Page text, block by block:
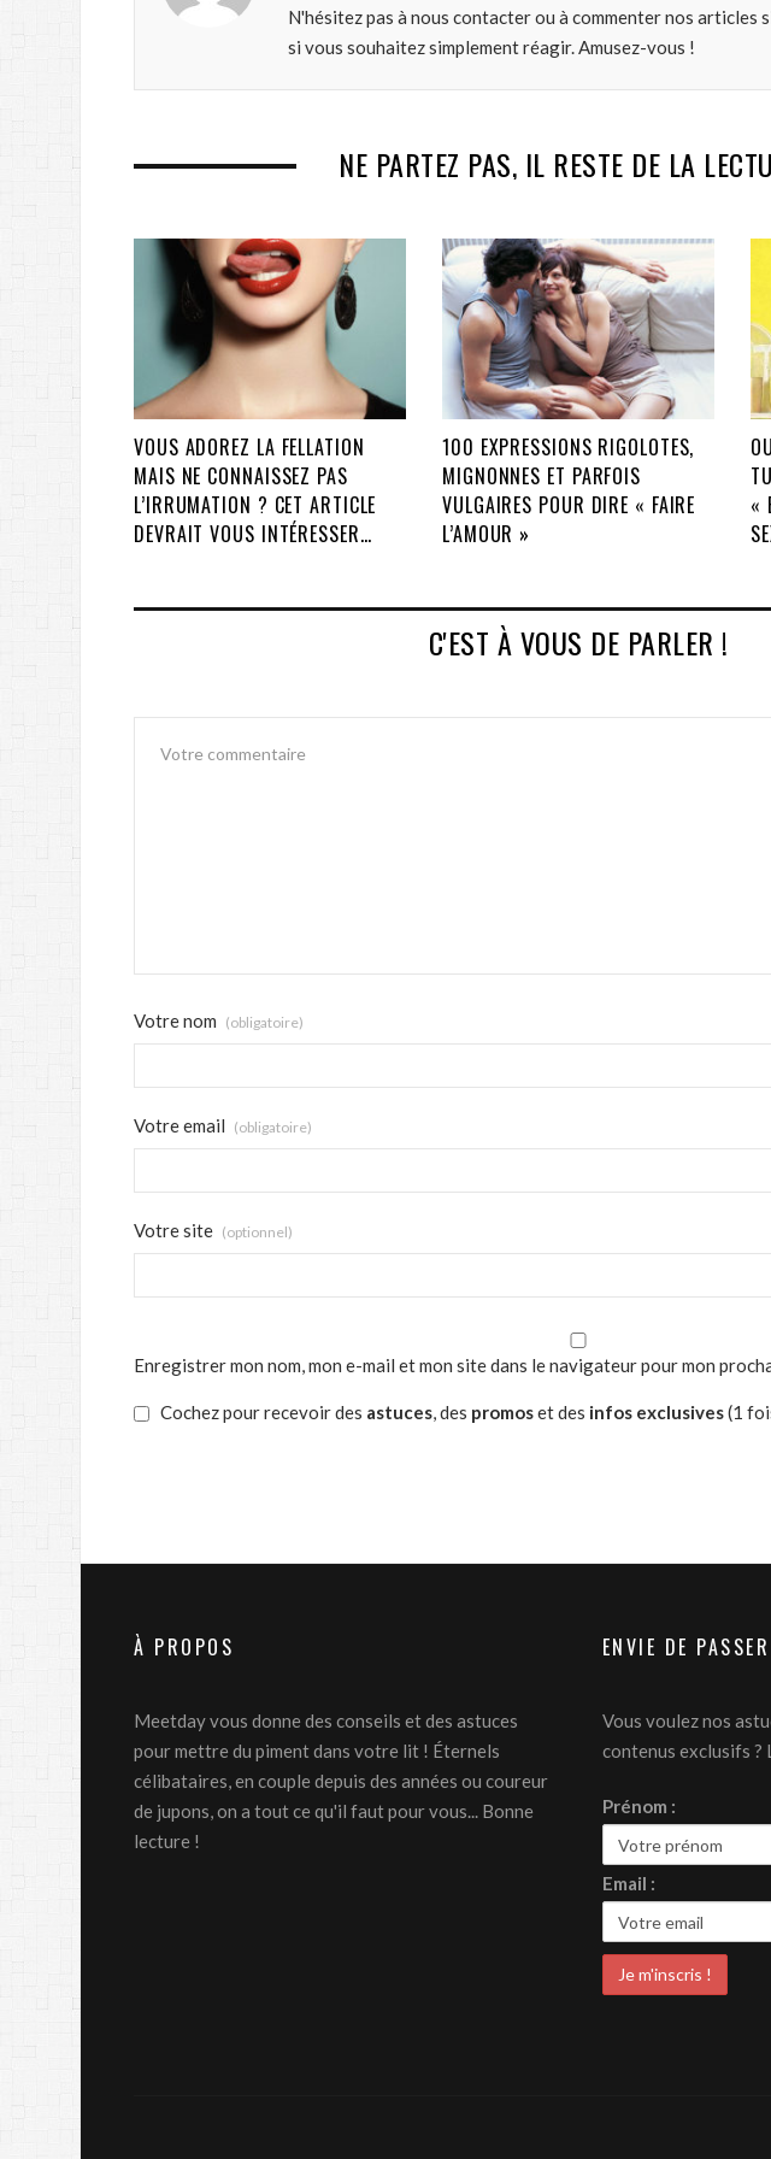
N'hésitez pas à nous contacter ou à commenter nos articles
si vous souhaitez simplement réagir. Amusez-vous !
NE PARTEZ PAS, IL RESTE DE LA
VOUS ADOREZ LA FELLATION
MAIS NE CONNAISSEZ PAS
L’IRRUMATION ? CET ARTICLE
DEVRAIT VOUS INTÉRESSER…
100 EXPRESSIONS RIGOLOTES,
MIGNONNES ET PARFOIS
VULGAIRES POUR DIRE « FAIRE
L’AMOUR »
«
C'EST À VOUS DE PARLER !
Votre nom (obligatoire)
Votre email (obligatoire)
Votre site (optionnel)
Enregistrer mon nom, mon e-mail et mon site dans le navigateur pour mon
Cochez pour recevoir des astuces, des promoset des infos exclusives(1
À PROPOS
Meetday vous donne des conseils et des astuces
pour mettre du piment dans votre lit ! Éternels
célibataires, en couple depuis des années ou coureur
de jupons, on a tout ce qu'il faut pour vous... Bonne
lecture !
ENVIE DE
Vous voulez nos
contenus exclusifs ?
Prénom :
Email :